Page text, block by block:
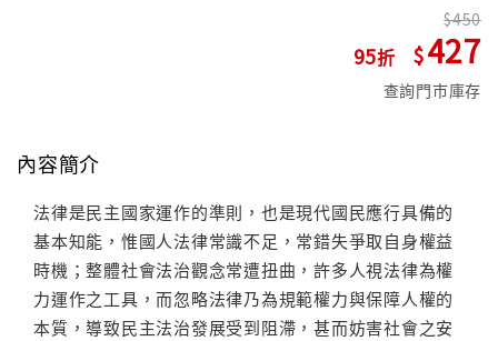
95
450
427
查詢門市庫存
內容簡介
法律是民主國家運作的準則，也是現代國民應行具備的
基本知能，惟國人法律常識不足，常錯失爭取自身權益
時機；整體社會法治觀念常遭扭曲，許多人視法律為權
力運作之工具，而忽略法律乃為規範權力與保障人權的
本質，導致民主法治發展受到阻滯，甚而妨害社會之安